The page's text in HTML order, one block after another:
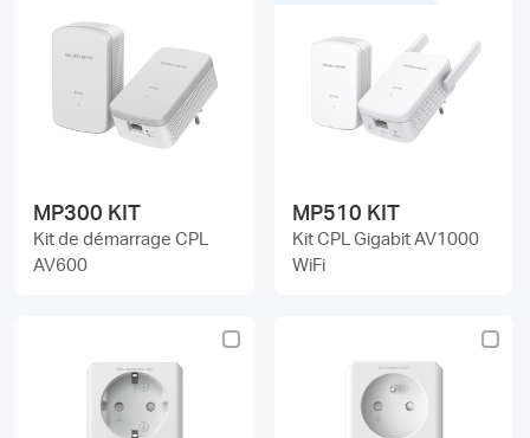
Mercusys
MP300 KIT
Kit de démarrage CPL
AV600
MP510 KIT
Kit CPL Gigabit AV1000
WiFi